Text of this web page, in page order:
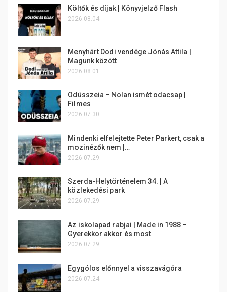
Költők és díjak | Könyvjelző Flash
2026.08.04.
Menyhárt Dodi vendége Jónás Attila |
Magunk között
2026.08.01.
Odüsszeia – Nolan ismét odacsap |
Filmes
2026.07.30.
Mindenki elfelejtette Peter Parkert, csak a
mozinézők nem |…
2026.07.29.
Szerda-Helytörténelem 34. | A
közlekedési park
2026.07.29.
Az iskolapad rabjai | Made in 1988 –
Gyerekkor akkor és most
2026.07.29.
Egygólos előnnyel a visszavágóra
2026.07.24.